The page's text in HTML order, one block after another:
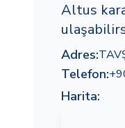
Altus
Adres:
Telefon:
Harita: